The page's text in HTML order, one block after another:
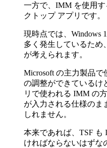
一方で、IMM を使用
クトップ アプリです。
現時点では、Windows
多く発生しているため
が考えられます。
Microsoft の主力製品
の調整ができているけ
リで使われる IMM の
が入力される仕様のま
しれません。
本来であれば、TSF も
ければならないはずな